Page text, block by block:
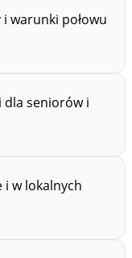
i warunki połowu
dla seniorów i
i w lokalnych